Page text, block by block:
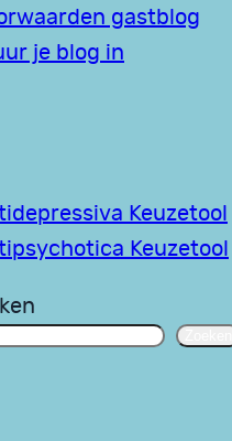
gastblog
je blog in
Keuzetool
Keuzetool